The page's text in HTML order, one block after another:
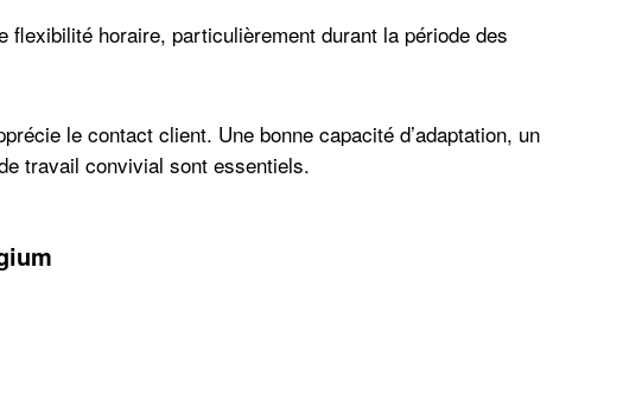
flexibilité horaire, particulièrement durant la période des
le contact client. Une bonne capacité d’adaptation, un
travail convivial sont essentiels.